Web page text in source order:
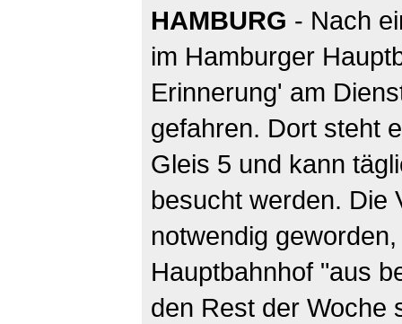
HAMBURG - Nach
im Hamburger
Erinnerung' am
gefahren. Dort steht
Gleis 5 und kann
besucht werden. Die
notwendig
Hauptbahnhof "aus
den Rest der Woche